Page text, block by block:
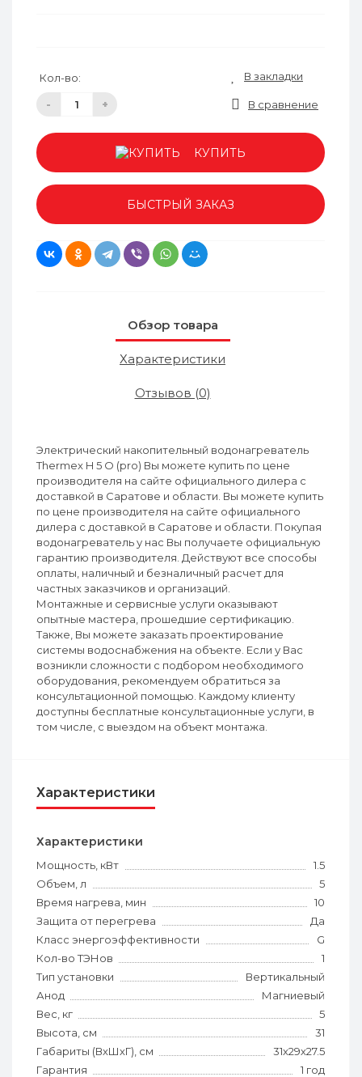
Кол-во:
- +
В закладки
В сравнение
КУПИТЬ
БЫСТРЫЙ ЗАКАЗ
Обзор товара
Характеристики
Отзывов (0)
Электрический накопительный водонагреватель
Thermex H 5 O (pro) Вы можете купить по цене
производителя на сайте официального дилера с
доставкой в Саратове и области. Вы можете купить
по цене производителя на сайте официального
дилера с доставкой в Саратове и области. Покупая
водонагреватель у нас Вы получаете официальную
гарантию производителя. Действуют все способы
оплаты, наличный и безналичный расчет для
частных заказчиков и организаций.
Монтажные и сервисные услуги оказывают
опытные мастера, прошедшие сертификацию.
Также, Вы можете заказать проектирование
системы водоснабжения на объекте. Если у Вас
возникли сложности с подбором необходимого
оборудования, рекомендуем обратиться за
консультационной помощью. Каждому клиенту
доступны бесплатные консультационные услуги, в
том числе, с выездом на объект монтажа.
Характеристики
Характеристики
Мощность, кВт
1.5
Объем, л
5
Время нагрева, мин
10
Защита от перегрева
Да
Класс энергоэффективности
G
Кол-во ТЭНов
1
Тип установки
Вертикальный
Анод
Магниевый
Вес, кг
5
Высота, см
31
Габариты (ВхШхГ), см
31х29х27.5
Гарантия
1 год